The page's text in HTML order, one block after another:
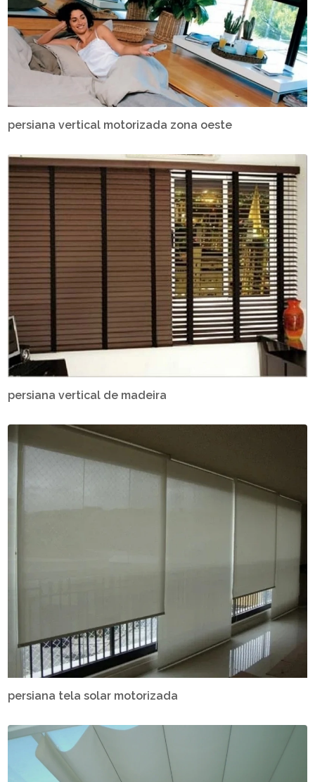
persiana vertical motorizada zona oeste
persiana vertical de madeira
persiana tela solar motorizada